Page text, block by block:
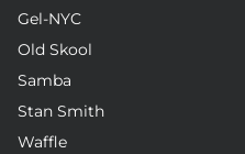
Gel-NYC
Old Skool
Samba
Stan Smith
Waffle